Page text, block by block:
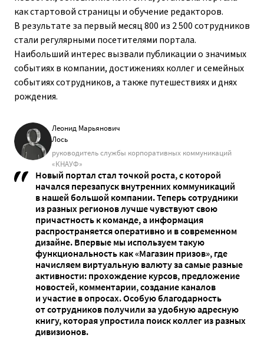
как стартовой страницы и обучение редакторов.
В результате за первый месяц 800 из 2 500 сотрудников
стали регулярными посетителями портала.
Наибольший интерес вызвали публикации о значимых
событиях в компании, достижениях коллег и семейных
событиях сотрудников, а также путешествиях и днях
рождения.
Леонид Марьянович
Лось
руководитель службы корпоративных коммуникаций
«КНАУФ»
Новый портал стал точкой роста, с которой
начался перезапуск внутренних коммуникаций
в нашей большой компании. Теперь сотрудники
из разных регионов лучше чувствуют свою
причастность к команде, а информация
распространяется оперативно и в современном
дизайне. Впервые мы используем такую
функциональность как «Магазин призов», где
начисляем виртуальную валюту за самые разные
активности: прохождение курсов, предложение
новостей, комментарии, создание каналов
и участие в опросах. Особую благодарность
от сотрудников получили за удобную адресную
книгу, которая упростила поиск коллег из разных
дивизионов.